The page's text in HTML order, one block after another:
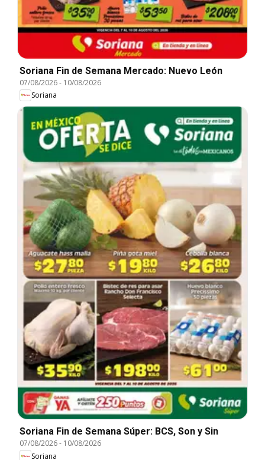
Soriana Fin de Semana Mercado: Nuevo León
07/08/2026- 10/08/2026
Soriana
Soriana Fin de Semana Súper: BCS, Son y Sin
07/08/2026- 10/08/2026
Soriana